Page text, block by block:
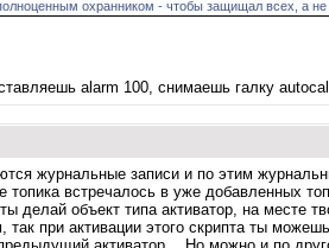
охранником - чтобы защищал всех, а не
alarm 100, снимаешь галку
журнальные записи и по этим
топика встречалось в уже добавленных
делай объект типа активатор, на месте
при активации этого скрипта ты